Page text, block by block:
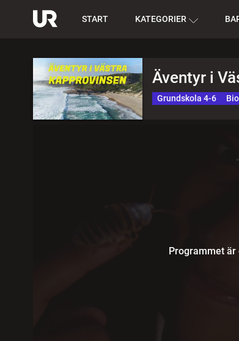
START KATEGORIER
Äventyr i
Grundskola 4-6
Programmet